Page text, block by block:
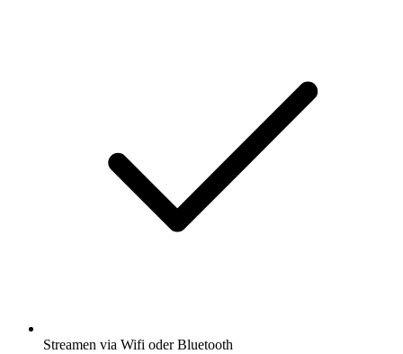
Streamen via Wifi oder Bluetooth